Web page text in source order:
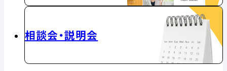
相談会・説明会